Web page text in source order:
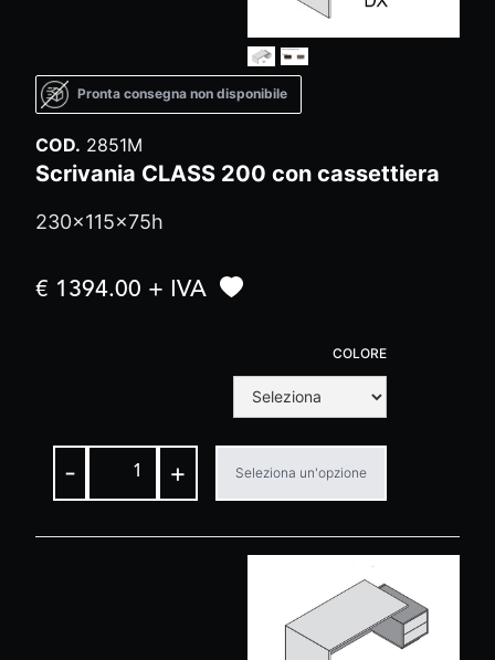
Pronta consegna non disponibile
COD. 2851M
Scrivania CLASS 200 con cassettiera
230x115x75h
€ 1394.00 + IVA
COLORE
- + Seleziona un'opzione